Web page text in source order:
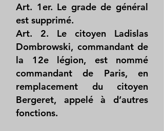
Art. 1er. Le grade de général
est supprimé.
Art. 2. Le citoyen Ladislas
Dombrowski, commandant de
la 12e légion, est nommé
commandant de Paris, en
remplacement du citoyen
Bergeret, appelé à d’autres
fonctions.